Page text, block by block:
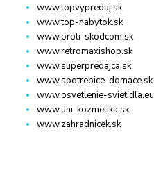
www.topvypredaj.sk
www.top-nabytok.sk
www.proti-skodcom.sk
www.retromaxishop.sk
www.superpredajca.sk
www.spotrebice-domace.sk
www.osvetlenie-svietidla.eu
www.uni-kozmetika.sk
www.zahradnicek.sk